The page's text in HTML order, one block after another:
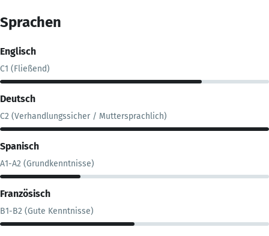
Sprachen
Englisch
C1 (Fließend)
Deutsch
C2 (Verhandlungssicher / Muttersprachlich)
Spanisch
A1-A2 (Grundkenntnisse)
Französisch
B1-B2 (Gute Kenntnisse)